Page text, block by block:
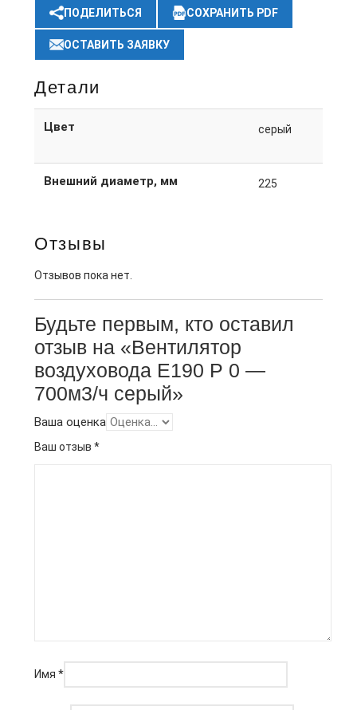
ПОДЕЛИТЬСЯ СОХРАНИТЬ PDF
ОСТАВИТЬ ЗАЯВКУ
Детали
Цвет серый
Внешний диаметр, мм 225
Отзывы
Отзывов пока нет.
Будьте первым, кто оставил
отзыв на «Вентилятор
воздуховода E190 Р 0 —
700м3/ч серый»
Ваша оценка
Ваш отзыв *
Имя *